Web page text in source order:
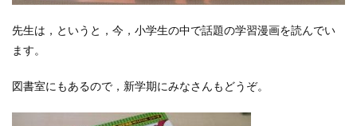
先生は，というと，今，小学生の中で話題の学習漫画を読んでい
ます。
図書室にもあるので，新学期にみなさんもどうぞ。